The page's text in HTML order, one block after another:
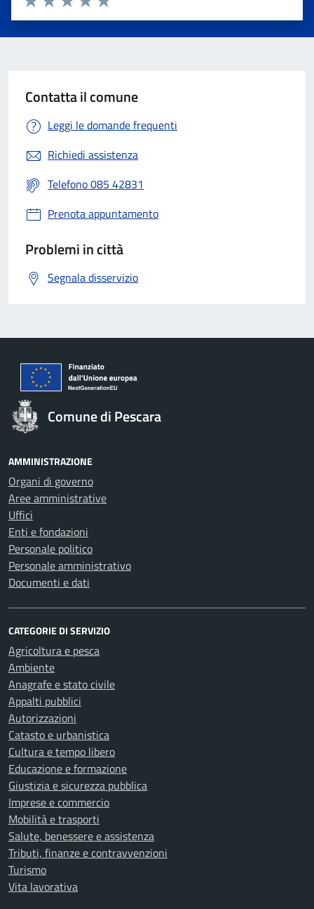
Valuta 5 stelle su 5
Valuta 4 stelle su 5
Valuta 3 stelle su 5
Valuta 2 stelle su 5
Valuta 1 stelle su 5
Contatta il comune
Leggi le domande frequenti
Richiedi assistenza
Telefono 085 42831
Prenota appuntamento
Problemi in città
Segnala disservizio
Comune di Pescara
AMMINISTRAZIONE
Organi di governo
Aree amministrative
Uffici
Enti e fondazioni
Personale politico
Personale amministrativo
Documenti e dati
CATEGORIE DI SERVIZIO
Agricoltura e pesca
Ambiente
Anagrafe e stato civile
Appalti pubblici
Autorizzazioni
Catasto e urbanistica
Cultura e tempo libero
Educazione e formazione
Giustizia e sicurezza pubblica
Imprese e commercio
Mobilità e trasporti
Salute, benessere e assistenza
Tributi, finanze e contravvenzioni
Turismo
Vita lavorativa